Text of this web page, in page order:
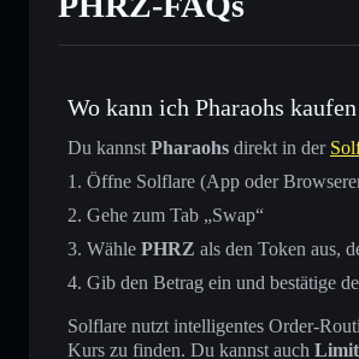
Wo kann ich Pharaohs
Du kannst Pharaohs direkt in der
Öffne Solflare (App oder
Gehe zum Tab „Swap“
Wähle PHRZ als den Token aus,
Gib den Betrag ein und bestätige
Solflare nutzt intelligentes Order-
Kurs zu finden. Du kannst auch